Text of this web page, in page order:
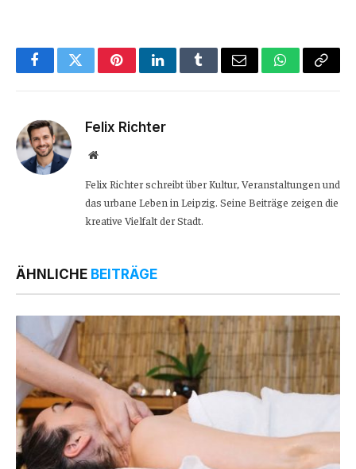
FacebookTwitterPinterestLinkedInTumblrEmail WhatsApp
Copy
Felix Richter
Website
Felix Richter schreibt über Kultur, Veranstaltungen und
das urbane Leben in Leipzig. Seine Beiträge zeigen die
kreative Vielfalt der Stadt.
ÄHNLICHE BEITRÄGE